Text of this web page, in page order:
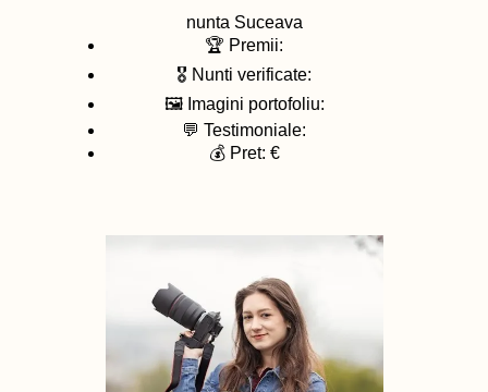
nunta Suceava
🏆 Premii:
🎖️ Nunti verificate:
🖼️ Imagini portofoliu:
💬 Testimoniale:
💰 Pret: €